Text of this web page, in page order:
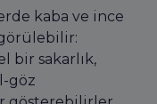
kaba ve ince
bir sakarlık,
göz